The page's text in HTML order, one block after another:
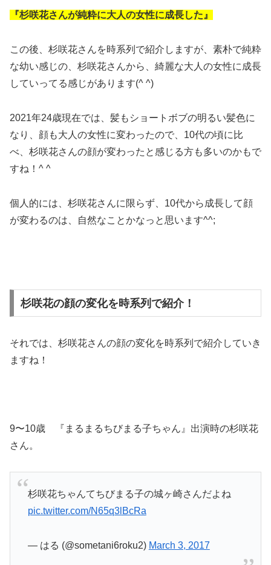
『杉咲花さんが純粋に大人の女性に成長した』
この後、杉咲花さんを時系列で紹介しますが、素朴で純粋
な幼い感じの、杉咲花さんから、綺麗な大人の女性に成長
していってる感じがあります(^ ^)
2021年24歳現在では、髪もショートボブの明るい髪色に
なり、顔も大人の女性に変わったので、10代の頃に比
べ、杉咲花さんの顔が変わったと感じる方も多いのかもで
すね！^ ^
個人的には、杉咲花さんに限らず、10代から成長して顔
が変わるのは、自然なことかなっと思います^^;
杉咲花の顔の変化を時系列で紹介！
それでは、杉咲花さんの顔の変化を時系列で紹介していき
ますね！
9〜10歳 『まるまるちびまる子ちゃん』出演時の杉咲花
さん。
杉咲花ちゃんてちびまる子の城ヶ崎さんだよね
pic.twitter.com/N65q3lBcRa
— はる (@sometani6roku2) March 3, 2017